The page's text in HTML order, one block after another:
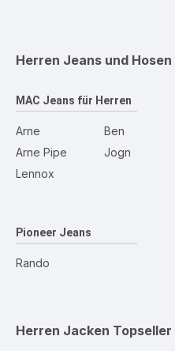
Herren Jeans und Hosen
MAC Jeans für Herren
Arne
Arne Pipe
Lennox
Ben
Jogn
Pioneer Jeans
Rando
Herren Jacken Topseller